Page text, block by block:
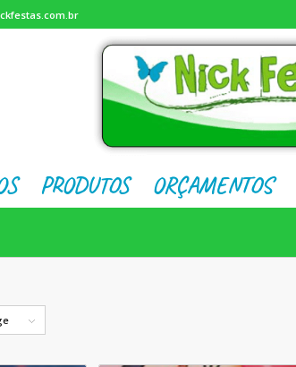
PRODUTOS ORÇAMENTOS